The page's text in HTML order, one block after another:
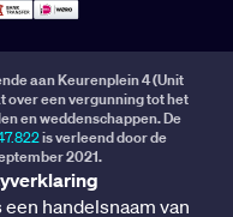
aan Keurenplein 4 (Unit
over een vergunning tot het
en weddenschappen. De
is verleend door de
2021.
handelsnaam van